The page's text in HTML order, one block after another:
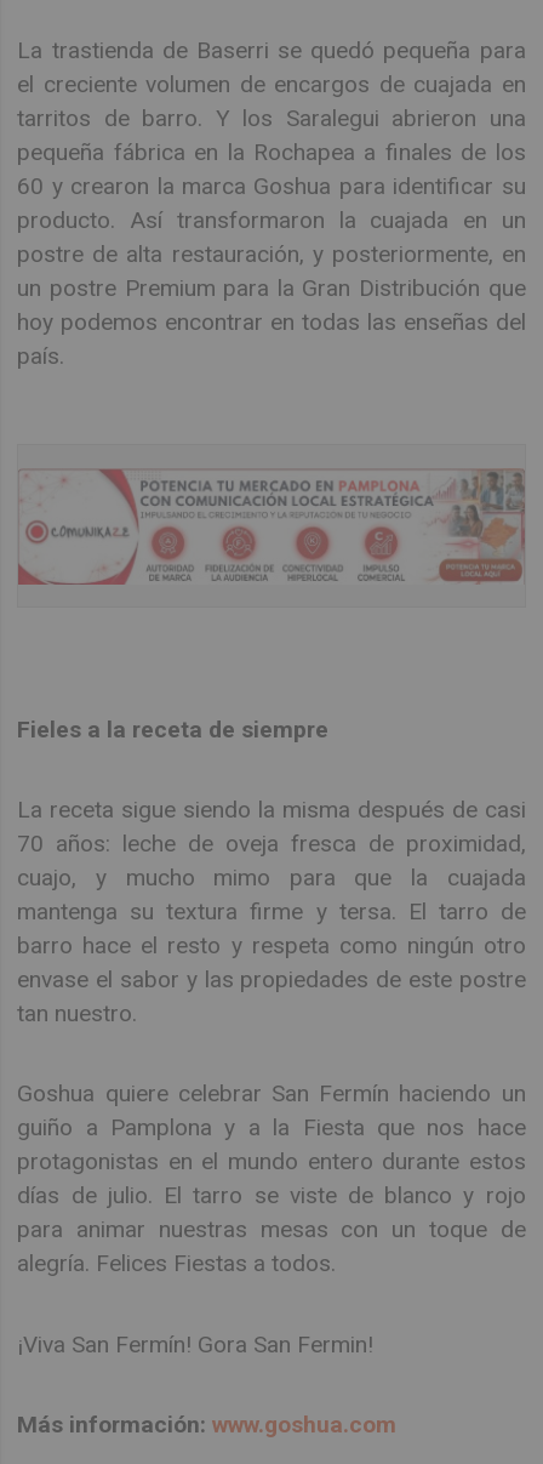
La trastienda de Baserri se quedó pequeña para
el creciente volumen de encargos de cuajada en
tarritos de barro. Y los Saralegui abrieron una
pequeña fábrica en la Rochapea a finales de los
60 y crearon la marca Goshua para identificar su
producto. Así transformaron la cuajada en un
postre de alta restauración, y posteriormente, en
un postre Premium para la Gran Distribución que
hoy podemos encontrar en todas las enseñas del
país.
Fieles a la receta de siempre
La receta sigue siendo la misma después de casi
70 años: leche de oveja fresca de proximidad,
cuajo, y mucho mimo para que la cuajada
mantenga su textura firme y tersa. El tarro de
barro hace el resto y respeta como ningún otro
envase el sabor y las propiedades de este postre
tan nuestro.
Goshua quiere celebrar San Fermín haciendo un
guiño a Pamplona y a la Fiesta que nos hace
protagonistas en el mundo entero durante estos
días de julio. El tarro se viste de blanco y rojo
para animar nuestras mesas con un toque de
alegría. Felices Fiestas a todos.
¡Viva San Fermín! Gora San Fermin!
Más información:www.goshua.com